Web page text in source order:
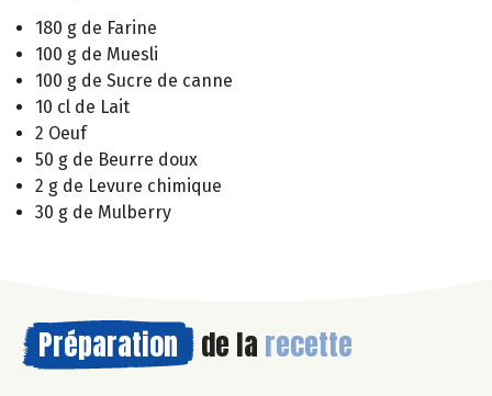
180 g de Farine
100 g de Muesli
100 g de Sucre de canne
10 cl de Lait
2 Oeuf
50 g de Beurre doux
2 g de Levure chimique
30 g de Mulberry
Préparation de la recette